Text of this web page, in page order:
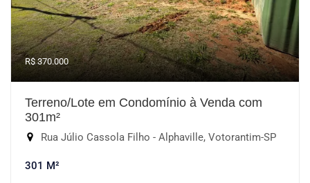
R$ 370.000
Terreno/Lote em Condomínio à Venda com
301m²
Rua Júlio Cassola Filho - Alphaville, Votorantim-SP
301 M²